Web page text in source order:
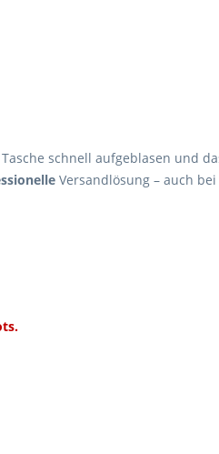
schnell aufgeblasen und
Versandlösung – auch